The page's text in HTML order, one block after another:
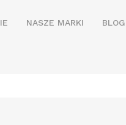
NASZE MARKI BLOG